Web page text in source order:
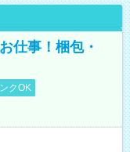
仕事！梱包・
クOK